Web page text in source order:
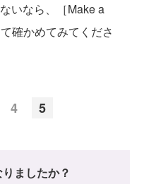
いなら、［Make a
確かめてみてくださ
4 5
ましたか？